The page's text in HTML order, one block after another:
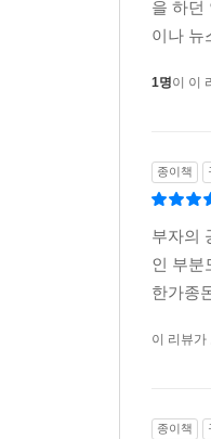
7. 정부정
- 투자자라
- 두 마리 토
8. 돈은 어
- 자동차 생
- 경상수지
- 환율이 하
- 유가가 하
을 하던
이나 뉴
1명이 이
종이책
부자의
인 부분
한가종
이 리뷰가
종이책